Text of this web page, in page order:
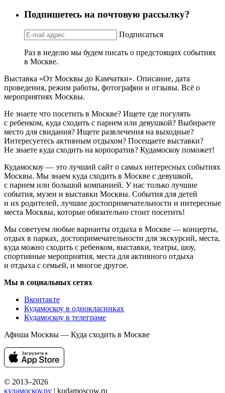
Подпишетесь на почтовую рассылку?
Подписаться
Раз в неделю мы будем писать о предстоящих событиях
в Москве.
Выставка «От Москвы до Камчатки». Описание, дата
проведения, режим работы, фотографии и отзывы. Всё о
мероприятиях Москвы.
Не знаете что посетить в Москве? Ищете где погулять
с ребенком, куда сходить с парнем или девушкой? Выбираете
место для свидания? Ищете развлечения на выходные?
Интересуетесь активным отдыхом? Посещаете выставки?
Не знаете куда сходить на корпоратив? Кудамоскоу поможет!
Кудамоскоу — это лучший сайт о самых интересных событиях
Москвы. Мы знаем куда сходить в Москве с девушкой,
с парнем или большой компанией. У нас только лучшие
события, музеи и выставки Москвы. События для детей
и их родителей, лучшие достопримечательности и интересные
места Москвы, которые обязательно стоит посетить!
Мы советуем любые варианты отдыха в Москве — концерты,
отдых в парках, достопримечательности для экскурсий, места,
куда можно сходить с ребенком, выставки, театры, шоу,
спортивные мероприятия, места для активного отдыха
и отдыха с семьей, и многое другое.
Мы в социальных сетях
Вконтакте
Кудамоскоу в однокласниках
Кудамоскоу в телеграме
Афиша Москвы — Куда сходить в Москве
© 2013–2026
кудамоскоу.ру | kudamoscow.ru